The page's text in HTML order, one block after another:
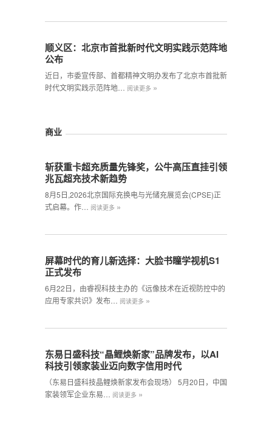
顺义区：北京市首批新时代文明实践示范阵地
公布
近日，市委宣传部、首都精神文明办发布了北京市首批新
时代文明实践示范阵地…
阅读更多 »
商业
斩获重卡超充质量先锋奖，公牛高压直挂引领
兆瓦超充技术新趋势
8月5日,2026北京国际充换电与光储充展览会(CPSE)正
式启幕。作…
阅读更多 »
屏幕时代的育儿新选择：大脸书瞳学视机S1
正式发布
6月22日，由睿视科技主办的《远像技术在近视防控中的
应用专家共识》发布…
阅读更多 »
东易日盛科技“晶鲤焕新家”品牌发布，以AI
科技引领家装业迈向数字信用时代
（东易日盛科技晶鲤焕新家发布会现场） 5月20日，中国
家装领军企业东易…
阅读更多 »